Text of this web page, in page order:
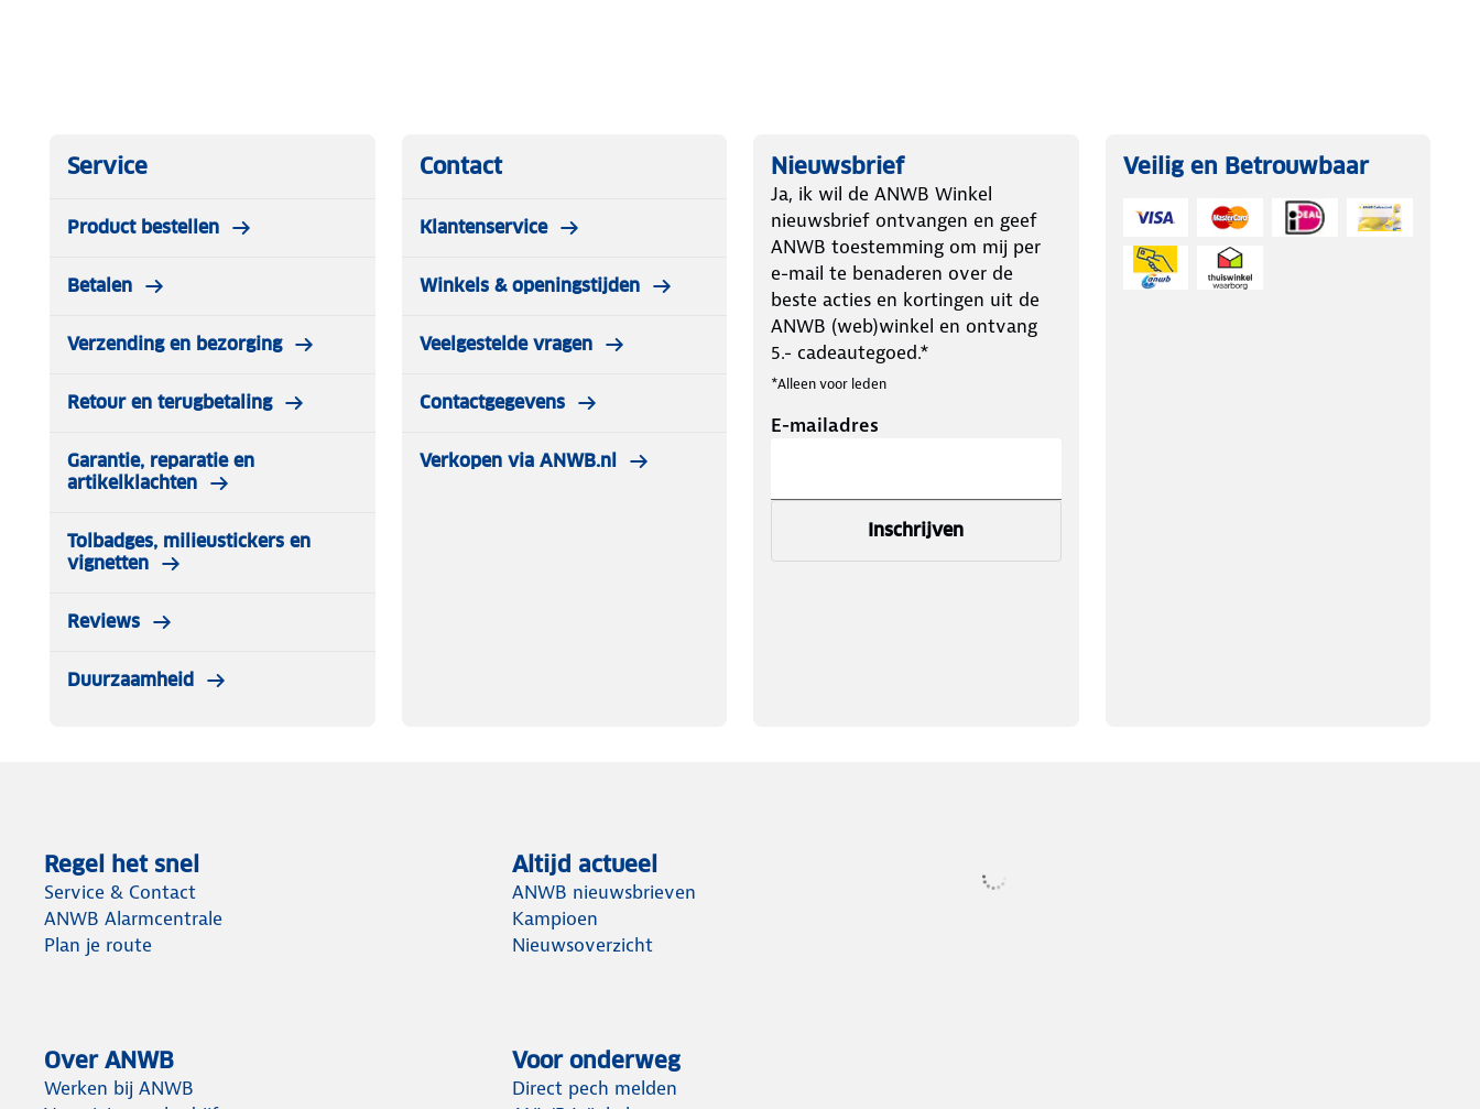
Service
Product bestellen
Betalen
Verzending en bezorging
Retour en terugbetaling
Garantie, reparatie en
artikelklachten
Tolbadges, milieustickers en
vignetten
Reviews
Duurzaamheid
Contact
Klantenservice
Winkels & openingstijden
Veelgestelde vragen
Contactgegevens
Verkopen via ANWB.nl
Nieuwsbrief
Ja, ik wil de ANWB Winkel
nieuwsbrief ontvangen en geef
ANWB toestemming om mij per
e-mail te benaderen over de
beste acties en kortingen uit de
ANWB (web)winkel en ontvang
5.- cadeautegoed.*
*Alleen voor leden
E-mailadres
Inschrijven
Veilig en Betrouwbaar
Regel het snel
Service & Contact
ANWB Alarmcentrale
Plan je route
Altijd actueel
ANWB nieuwsbrieven
Kampioen
Nieuwsoverzicht
Over ANWB
Werken bij ANWB
Voor onderweg
Direct pech melden